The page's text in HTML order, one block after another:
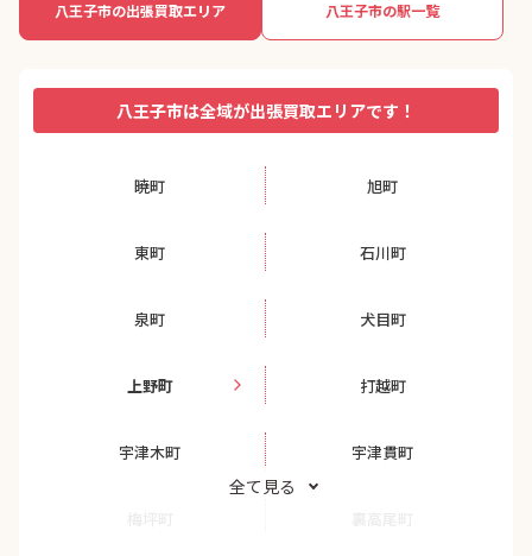
八王子市の出張買取エリア 八王子市の駅一覧
八王子市は全域が出張買取エリアです！
暁町 旭町
東町 石川町
泉町 犬目町
上野町 打越町
宇津木町 宇津貫町
全て見る